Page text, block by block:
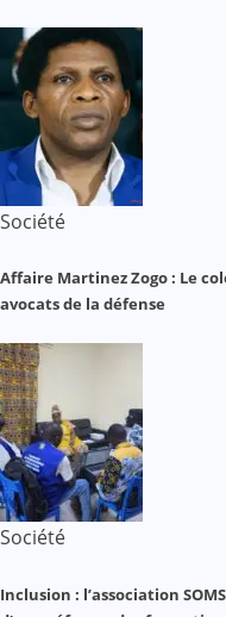
Société
Affaire Martinez Zogo : Le
avocats de la défense
Société
Inclusion : l’association